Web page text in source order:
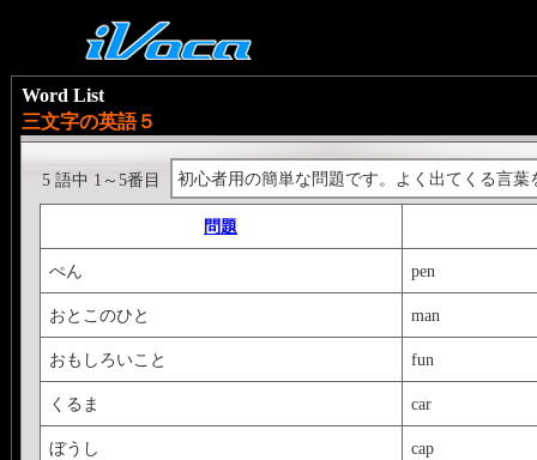
Word List
三文字の英語５
初心者用の簡単な問題です。よく出てくる言葉
5 語中 1～5番目
問題
ぺん pen
おとこのひと man
おもしろいこと fun
くるま car
ぼうし cap